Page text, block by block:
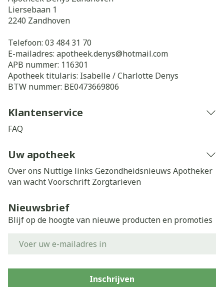
Liersebaan 1
2240 Zandhoven
Telefoon: 03 484 31 70
E-mailadres: apotheek.denys@hotmail.com
APB nummer: 116301
Apotheek titularis: Isabelle / Charlotte Denys
BTW nummer: BE0473669806
Klantenservice
FAQ
Uw apotheek
Over ons Nuttige links Gezondheidsnieuws Apotheker
van wachtVoorschrift Zorgtarieven
Nieuwsbrief
Blijf op de hoogte van nieuwe producten en promoties
Inschrijven